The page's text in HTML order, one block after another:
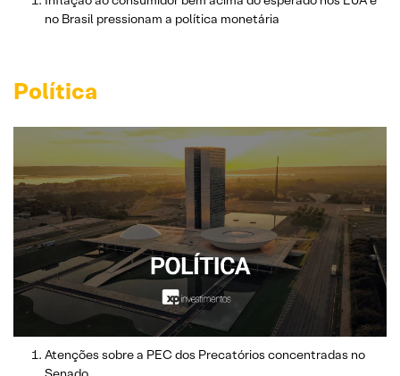
no Brasil pressionam a política monetária
Política
Atenções sobre a PEC dos Precatórios concentradas no